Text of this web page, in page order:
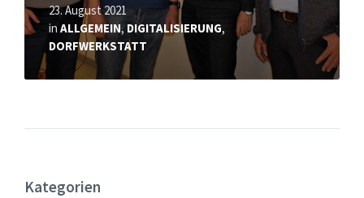
23. August 2021
in ALLGEMEIN, DIGITALISIERUNG,
DORFWERKSTATT
Kategorien